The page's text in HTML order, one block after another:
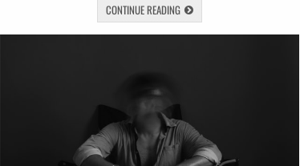
CONTINUE READING